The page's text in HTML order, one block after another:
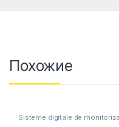
Похожие
Sisteme digitale de